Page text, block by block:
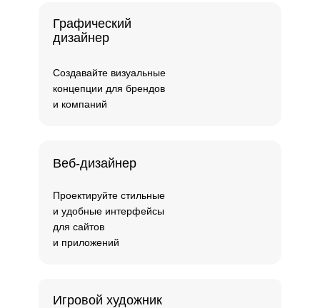
Графический
дизайнер
Создавайте визуальные
концепции для брендов
и компаний
Веб-дизайнер
Проектируйте стильные
и удобные интерфейсы
для сайтов
и приложений
Игровой художник